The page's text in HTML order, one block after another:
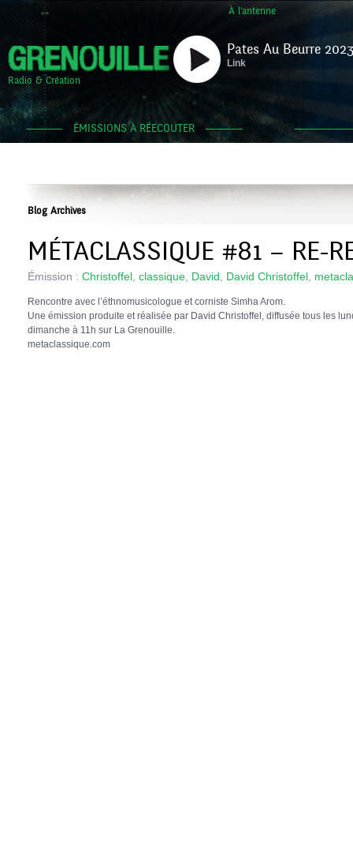
À l'antenne
Radio & Création
Pates Au Beurre
Link
ÉMISSIONS À RÉECOUTER
Blog Archives
MÉTACLASSIQUE #81 – RE-
Émission : Christoffel, classique, David, David Christoffel,
Rencontre avec l’éthnomusicologue et corniste Simha Arom.
Une émission produite et réalisée par David Christoffel, diffusée tous les
dimanche à 11h sur La Grenouille.
metaclassique.com